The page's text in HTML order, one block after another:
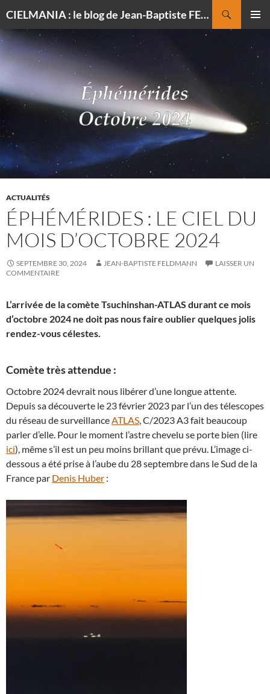
CIELMANIA : le blog de Jean-Baptiste FELDMANN, photographe du ciel
AU
CONTENU
ACTUALITÉS
ÉPHÉMÉRIDES : LE CIEL DU
MOIS D’OCTOBRE 2024
SEPTEMBRE 30, 2024 JEAN-BAPTISTE FELDMANN
LAISSER UN
COMMENTAIRE
L’arrivée de la comète Tsuchinshan-ATLAS durant ce mois
d’octobre 2024 ne doit pas nous faire oublier quelques jolis
rendez-vous célestes.
Comète très attendue :
Octobre 2024 devrait nous libérer d’une longue attente.
Depuis sa découverte le 23 février 2023 par l’un des télescopes
du réseau de surveillanceATLAS, C/2023 A3 fait beaucoup
parler d’elle. Pour le moment l’astre chevelu se porte bien (lire
ici), même s’il est un peu moins brillant que prévu. L’image ci-
dessous a été prise à l’aube du 28 septembre dans le Sud de la
France par Denis Huber :